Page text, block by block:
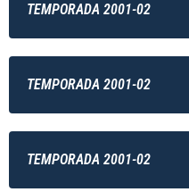
TEMPORADA 2001-02
TEMPORADA 2001-02
TEMPORADA 2001-02